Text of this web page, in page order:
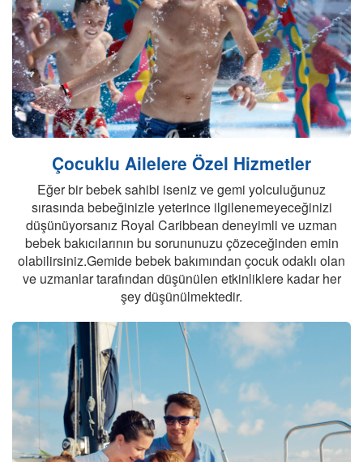
Son Kabinler
Çocuklu Ailelere Özel Hizmetler
Eğer bir bebek sahibi iseniz ve gemi yolculuğunuz
sırasında bebeğinizle yeterince ilgilenemeyeceğinizi
düşünüyorsanız Royal Caribbean deneyimli ve uzman
bebek bakıcılarının bu sorununuzu çözeceğinden emin
olabilirsiniz.Gemide bebek bakımından çocuk odaklı olan
ve uzmanlar tarafından düşünülen etkinliklere kadar her
şey düşünülmektedir.